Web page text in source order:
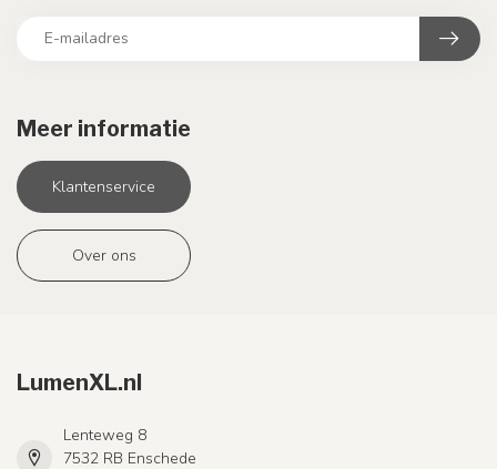
Meer informatie
Klantenservice
Over ons
LumenXL.nl
Lenteweg 8
7532 RB Enschede